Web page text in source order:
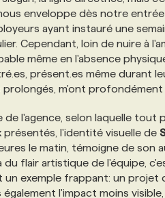
enveloppe dès notre
ayant instauré une
Cependant, loin de nuire à
même en l'absence
présent.es même durant
m'ont profondément
de l'agence, selon laquelle
présentés, l'identité visuelle de
le matin, témoigne de son
flair artistique de l'équipe,
exemple frappant: un projet
l'impact moins